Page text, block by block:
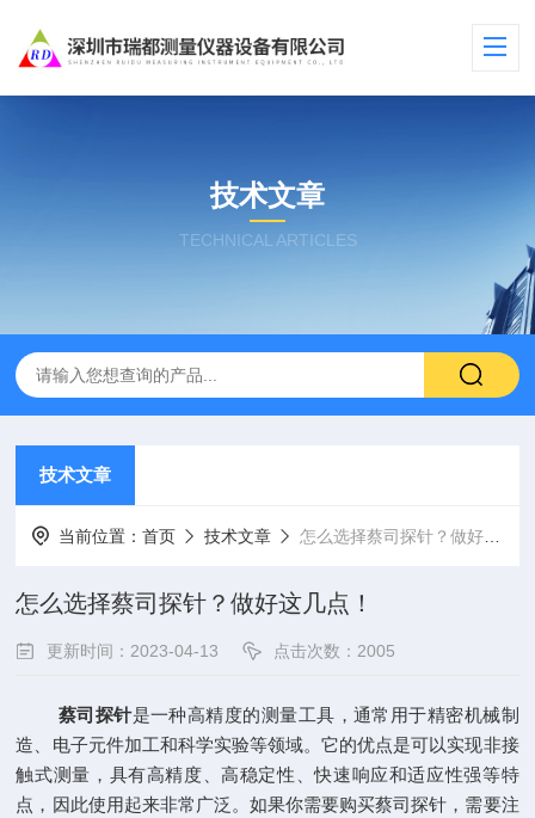
技术文章
TECHNICAL ARTICLES
技术文章
当前位置：首页 技术文章 怎么选择蔡司探针？做好这几点！
怎么选择蔡司探针？做好这几点！
更新时间：2023-04-13 点击次数：2005
蔡司探针是一种高精度的测量工具，通常用于精密机械制
造、电子元件加工和科学实验等领域。它的优点是可以实现非接
触式测量，具有高精度、高稳定性、快速响应和适应性强等特
点，因此使用起来非常广泛。如果你需要购买蔡司探针，需要注